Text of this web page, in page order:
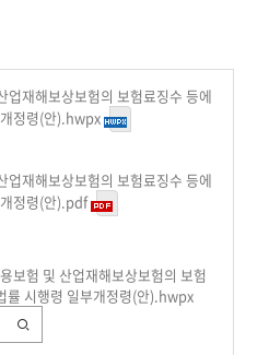
업재해보상보험의 보험료징수 등에
개정령(안).hwpx
업재해보상보험의 보험료징수 등에
개정령(안).pdf
보험 및 산업재해보상보험의 보험
률 시행령 일부개정령(안).hwpx